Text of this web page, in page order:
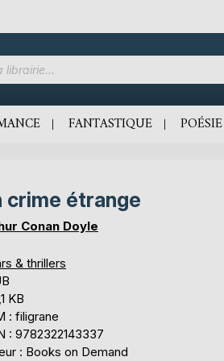
FANTASTIQUE POÉSIE
crime étrange
Conan Doyle
& thrillers
KB
: filigrane
: 9782322143337
: Books on Demand